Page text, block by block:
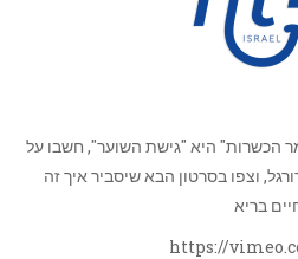
הכשרות" היא "גישת השוער", חשבו על
וצפו בסרטון הבא שיסביר איך זה
בריא
https://